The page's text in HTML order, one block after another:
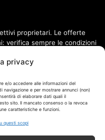
privacy
e/o accedere alle informazioni del
navigazione e per mostrare annunci (non)
di elaborare dati quali il
sito. Il mancato consenso o la revoca
caratteristiche e funzioni.
questi scopi
proprietari. Le offerte
verifica sempre le condizioni